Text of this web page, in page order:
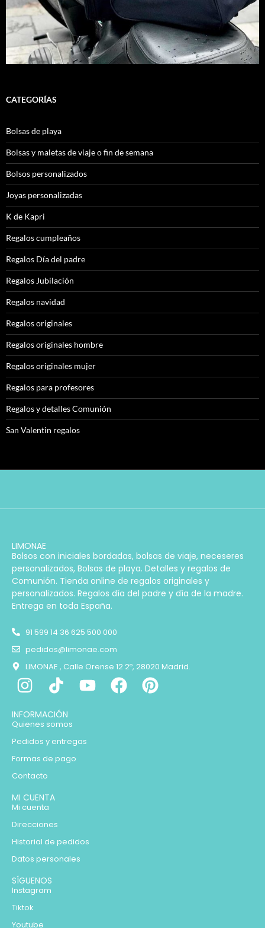
CATEGORÍAS
Bolsas de playa
Bolsas y maletas de viaje o fin de semana
Bolsos personalizados
Joyas personalizadas
K de Kapri
Regalos cumpleaños
Regalos Día del padre
Regalos Jubilación
Regalos navidad
Regalos originales
Regalos originales hombre
Regalos originales mujer
Regalos para profesores
Regalos y detalles Comunión
San Valentin regalos
LIMONAE
Bolsos con iniciales bordadas, bolsas de viaje, neceseres
personalizados, Bolsas de playa. Detalles y regalos de
Comunión. Tienda online de regalos originales y
personalizados. Regalos día del padre y día de la madre.
Entrega en toda España.
91 599 14 36 625 500 000
pedidos@limonae.com
LIMONAE , Calle Orense 12 2º, 28020 Madrid.
INFORMACIÓN
Quienes somos
Pedidos y entregas
Formas de pago
Contacto
MI CUENTA
Mi cuenta
Direcciones
Historial de pedidos
Datos personales
SÍGUENOS
Instagram
Tiktok
Youtube